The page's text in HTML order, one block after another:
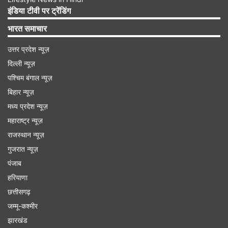
Advertisement
भविष्य बद्री
भविष्य बद्री मंदिर जोशीमठ से लगभग 25 किलोमीटर की दूरी
पर है। वहीं बद्रीनाथ धाम से इसकी दूरी लगभग 55
इंडिया टीवी पर ट्रेंडिंग
भारत समाचार
उत्तर प्रदेश न्यूज़
दिल्ली न्यूज़
पश्चिम बंगाल न्यूज़
बिहार न्यूज़
मध्य प्रदेश न्यूज़
महाराष्ट्र न्यूज़
राजस्थान न्यूज़
गुजरात न्यूज़
पंजाब
हरियाणा
छत्तीसगढ़
जम्मू-कश्मीर
झारखंड